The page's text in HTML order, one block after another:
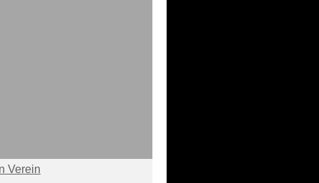
Verein